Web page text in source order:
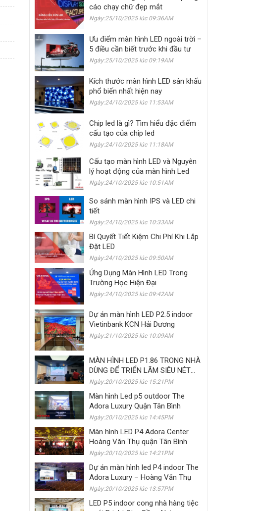
cáo chạy chữ đẹp mắt
Ngày:25/10/2025 lúc 09:36AM
Ưu điểm màn hình LED ngoài trời –
5 điều cần biết trước khi đầu tư
Ngày:25/10/2025 lúc 09:19AM
Kích thước màn hình LED sân khấu
phổ biến nhất hiện nay
Ngày:24/10/2025 lúc 11:53AM
Chip led là gì? Tìm hiểu đặc điểm
cấu tạo của chip led
Ngày:24/10/2025 lúc 11:18AM
Cấu tạo màn hình LED và Nguyên
lý hoạt động của màn hình Led
Ngày:24/10/2025 lúc 10:51AM
So sánh màn hình IPS và LED chi
tiết
Ngày:24/10/2025 lúc 10:33AM
Bí Quyết Tiết Kiệm Chi Phí Khi Lắp
Đặt LED
Ngày:24/10/2025 lúc 09:50AM
Ứng Dụng Màn Hình LED Trong
Trường Học Hiện Đại
Ngày:24/10/2025 lúc 09:42AM
Dự án màn hình LED P2.5 indoor
Vietinbank KCN Hải Dương
Ngày:21/10/2025 lúc 10:09AM
MÀN HÌNH LED P1.86 TRONG NHÀ
DÙNG ĐỂ TRIỂN LÃM SIÊU NÉT
CHO CHUỖI CỬA HÀNG GIÀY
Ngày:20/10/2025 lúc 15:21PM
Màn hình Led p5 outdoor The
Adora Luxury Quận Tân Bình
Ngày:20/10/2025 lúc 14:45PM
Màn hình LED P4 Adora Center
Hoàng Văn Thụ quận Tân Bình
Ngày:20/10/2025 lúc 14:21PM
Dự án màn hình led P4 indoor The
Adora Luxury – Hoàng Văn Thụ
Ngày:20/10/2025 lúc 13:57PM
LED P5 indoor cong nhà hàng tiệc